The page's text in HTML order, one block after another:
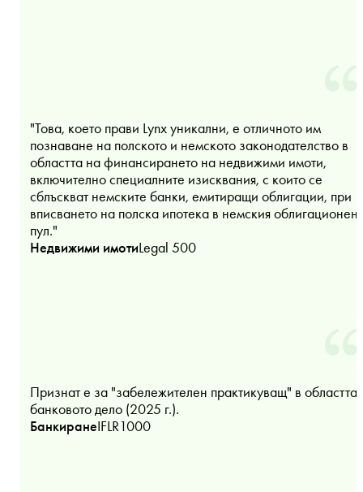
"Това, което прави Lynx уникални, е отличното им
познаване на полското и немското законодателство в
областта на финансирането на недвижими имоти,
включително специалните изисквания, с които се
сблъскват немските банки, емитиращи облигации, при
вписването на полска ипотека в немския облигационен
пул."
Недвижими имотиLegal 500
Признат е за "забележителен практикуващ" в областта
банковото дело (2025 г.).
БанкиранеIFLR1000